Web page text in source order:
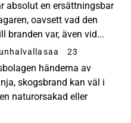
absolut en ersättningsbar
oavsett vad den
branden var, även vid...
23
händerna av
skogsbrand kan väl i
naturorsakad eller